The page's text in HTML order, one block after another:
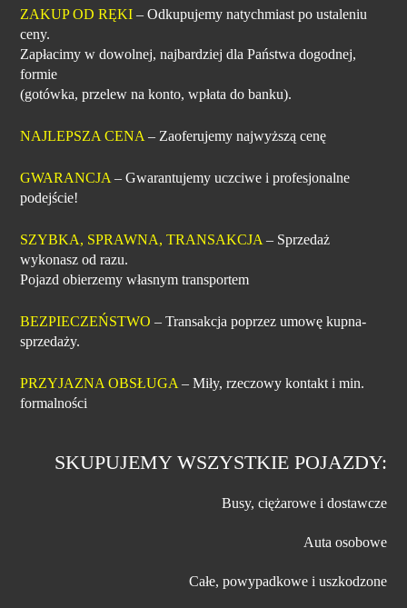
ZAKUP OD RĘKI – Odkupujemy natychmiast po ustaleniu
ceny.
Zapłacimy w dowolnej, najbardziej dla Państwa dogodnej,
formie
(gotówka, przelew na konto, wpłata do banku).
NAJLEPSZA CENA – Zaoferujemy najwyższą cenę
GWARANCJA – Gwarantujemy uczciwe i profesjonalne
podejście!
SZYBKA, SPRAWNA, TRANSAKCJA – Sprzedaż
wykonasz od razu.
Pojazd obierzemy własnym transportem
BEZPIECZEŃSTWO – Transakcja poprzez umowę kupna-
sprzedaży.
PRZYJAZNA OBSŁUGA – Miły, rzeczowy kontakt i min.
formalności
SKUPUJEMY WSZYSTKIE POJAZDY:
Busy, ciężarowe i dostawcze
Auta osobowe
Całe, powypadkowe i uszkodzone